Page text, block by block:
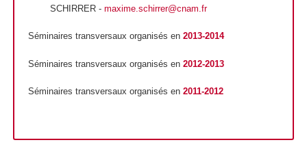
SCHIRRER - maxime.schirrer@cnam.fr
Séminaires transversaux organisés en 2013-2014
Séminaires transversaux organisés en 2012-2013
Séminaires transversaux organisés en 2011-2012